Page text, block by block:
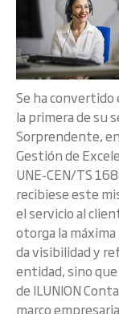
Se ha convertido
la primera de su
Sorprendente,
Gestión de
UNE-CEN/TS
recibiese este
el servicio al
otorga la
da visibilidad y
entidad, sino
de ILUNION
marco